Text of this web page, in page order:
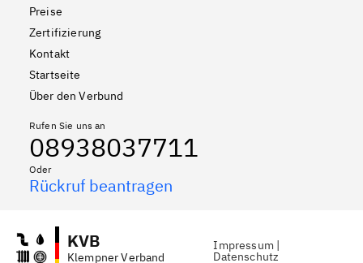
Preise
Zertifizierung
Kontakt
Startseite
Über den Verbund
Rufen Sie uns an
08938037711
Oder
Rückruf beantragen
KVB
Klempner Verband
Impressum |
Datenschutz